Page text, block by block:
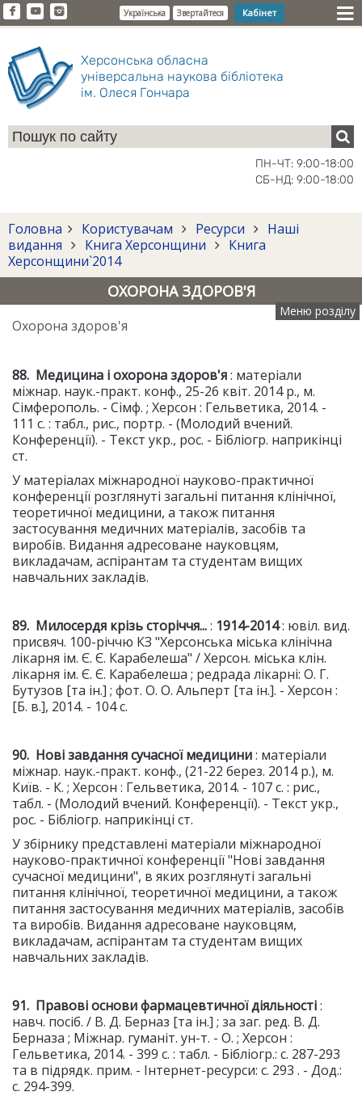
Українська Звертайтеся Кабінет
Херсонська обласна
універсальна наукова бібліотека
ім. Олеся Гончара
ПН-ЧТ: 9:00-18:00
СБ-НД: 9:00-18:00
Головна Користувачам Ресурси
Наші
видання
Книга Херсонщини
Книга
Херсонщини`2014
ОХОРОНА ЗДОРОВ'Я
Меню розділу
Охорона здоров'я
88. Медицина і охорона здоров'я: матеріали
міжнар. наук.-практ. конф., 25-26 квіт. 2014 р., м.
Сімферополь. - Сімф. ; Херсон : Гельветика, 2014. -
111 с. : табл., рис., портр. - (Молодий вчений.
Конференції). - Текст укр., рос. - Бібліогр. наприкінці
ст.
У матеріалах міжнародної науково-практичної
конференції розглянуті загальні питання клінічної,
теоретичної медицини, а також питання
застосування медичних матеріалів, засобів та
виробів. Видання адресоване науковцям,
викладачам, аспірантам та студентам вищих
навчальних закладів.
89. Милосердя крізь сторіччя...: 1914-2014: ювіл. вид.
присвяч. 100-річчю КЗ "Херсонська міська клінічна
лікарня ім. Є. Є. Карабелеша" / Херсон. міська клін.
лікарня ім. Є. Є. Карабелеша ; редрада лікарні: О. Г.
Бутузов [та ін.] ; фот. О. О. Альперт [та ін.]. - Херсон :
[Б. в.], 2014. - 104 с.
90. Нові завдання сучасної медицини: матеріали
міжнар. наук.-практ. конф., (21-22 берез. 2014 р.), м.
Київ. - К. ; Херсон : Гельветика, 2014. - 107 с. : рис.,
табл. - (Молодий вчений. Конференції). - Текст укр.,
рос. - Бібліогр. наприкінці ст.
У збірнику представлені матеріали міжнародної
науково-практичної конференції "Нові завдання
сучасної медицини", в яких розглянуті загальні
питання клінічної, теоретичної медицини, а також
питання застосування медичних матеріалів, засобів
та виробів. Видання адресоване науковцям,
викладачам, аспірантам та студентам вищих
навчальних закладів.
91. Правові основи фармацевтичної діяльності:
навч. посіб. / В. Д. Берназ [та ін.] ; за заг. ред. В. Д.
Берназа ; Міжнар. гуманіт. ун-т. - О. ; Херсон :
Гельветика, 2014. - 399 с. : табл. - Бібліогр.: с. 287-293
та в підрядк. прим. - Інтернет-ресурси: с. 293 . - Дод.:
с. 294-399.